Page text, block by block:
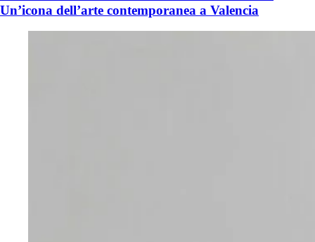
Un’icona dell’arte contemporanea a Valencia